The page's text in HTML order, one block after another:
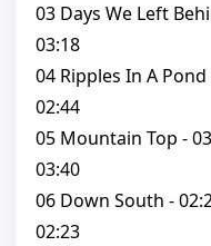
03 Days We Left
03:18
04 Ripples In A Pond
02:44
05 Mountain Top -
03:40
06 Down South -
02:23